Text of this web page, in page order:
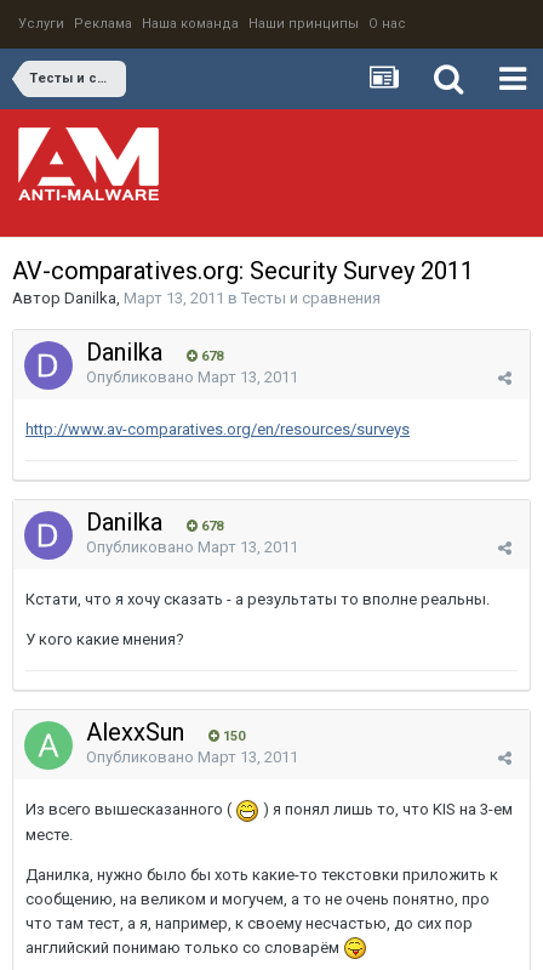
Услуги Реклама Наша команда Наши принципы О нас
Тесты и сравнения
AV-comparatives.org: Security Survey 2011
Автор Danilka, Март 13, 2011 в Тесты и сравнения
Danilka 678
Опубликовано Март 13, 2011
http://www.av-comparatives.org/en/resources/surveys
Danilka 678
Опубликовано Март 13, 2011
Кстати, что я хочу сказать - а результаты то вполне реальны.
У кого какие мнения?
AlexxSun 150
Опубликовано Март 13, 2011
Из всего вышесказанного (
) я понял лишь то, что KIS на 3-ем
месте.
Данилка, нужно было бы хоть какие-то текстовки приложить к
сообщению, на великом и могучем, а то не очень понятно, про
что там тест, а я, например, к своему несчастью, до сих пор
английский понимаю только со словарём